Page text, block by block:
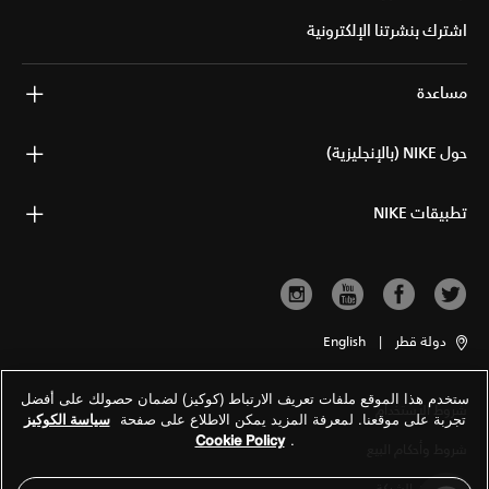
اشترك بنشرتنا الإلكترونية
مساعدة
حول NIKE (بالإنجليزية)
تطبيقات NIKE
دولة قطر |
English
شروط الاستخدام
ستخدم هذا الموقع ملفات تعريف الارتباط (كوكيز) لضمان حصولك على أفضل
تجربة على موقعنا. لمعرفة المزيد يمكن الاطلاع على صفحة سياسة الكوكيز
.
Cookie Policy